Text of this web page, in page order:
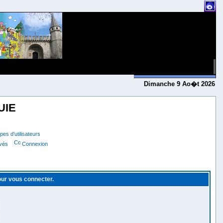
Dimanche 9 Ao�t 2026
d'utilisateurs
Connexion
vous connecter.